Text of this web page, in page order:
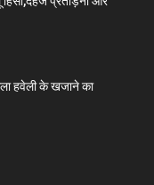
हवेली के खजाने का